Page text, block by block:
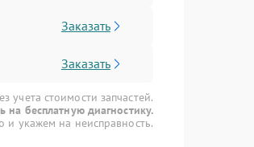
Заказать
Заказать
учета стоимости запчастей.
на бесплатную диагностику.
укажем на неисправность.